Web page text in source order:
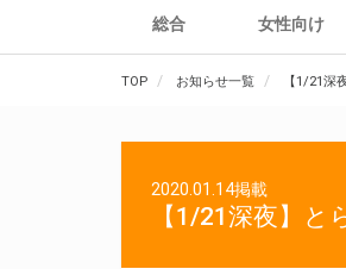
総合 女性向け
TOP お知らせ一覧 【1/21深
2020.01.14掲載
【1/21深夜】